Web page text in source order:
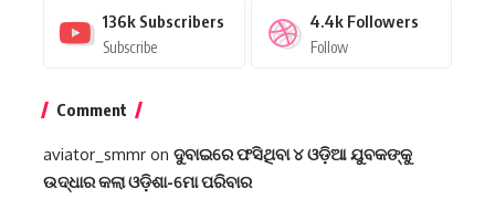
136k Subscribers
Subscribe
4.4k Followers
Follow
Comment
aviator_smmr on ଦୁବାଇରେ ଫସିଥିବା ୪ ଓଡ଼ିଆ ଯୁବକଙ୍କୁ
ଉଦ୍ଧାର କଲା ଓଡ଼ିଶା-ମୋ ପରିବାର